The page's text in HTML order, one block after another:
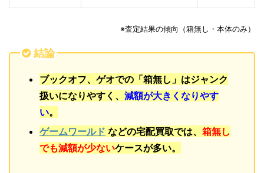
※査定結果の傾向（箱無し・本体のみ）
結論
ブックオフ、ゲオでの「箱無し」はジャンク
扱いになりやすく、 減額が大きくなりやす
い。
ゲームワールド などの宅配買取では、 箱無し
でも減額が少ないケースが多い。